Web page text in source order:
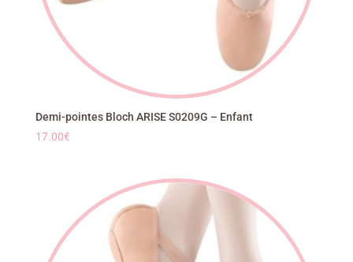
Demi-pointes Bloch ARISE S0209G – Enfant
17.00€